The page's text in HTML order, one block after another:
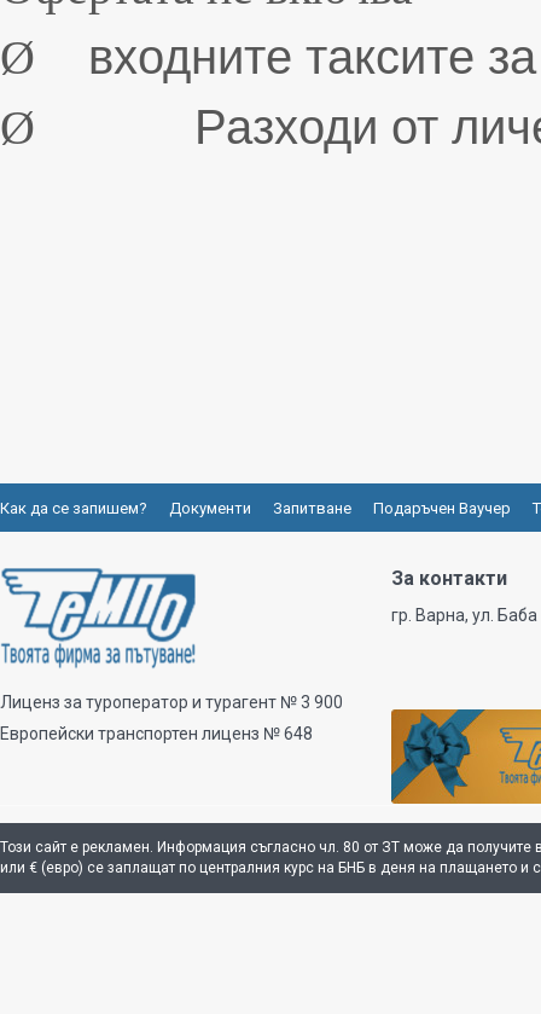
Ø входните таксите
Ø Разходи от
Как да се запишем? Документи Запитване Подаръчен Ваучер
Лиценз за туроператор и турагент № 3 900
Европейски транспортен лиценз № 648
За контакти
гр. Варна, ул.
Този сайт е рекламен. Информация съгласно чл. 80 от ЗТ може да
или € (евро) се заплащат по централния курс на БНБ в деня на плащането и